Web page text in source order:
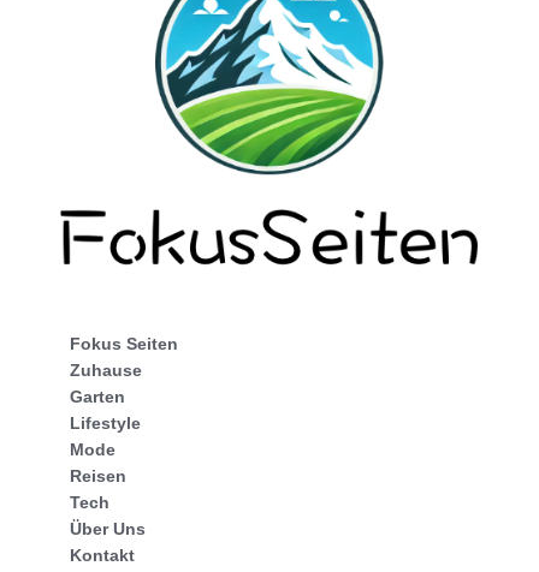
Fokus Seiten
Zuhause
Garten
Lifestyle
Mode
Reisen
Tech
Über Uns
Kontakt